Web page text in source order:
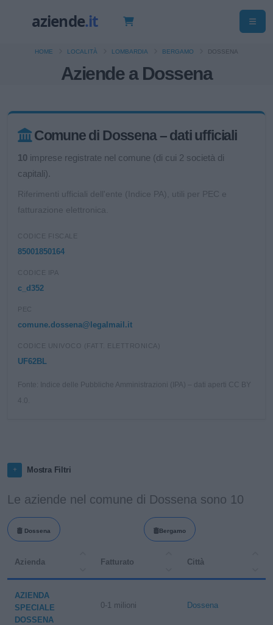
Aziende a Dossena
HOME LOCALITÀ LOMBARDIA BERGAMO DOSSENA
Comune di Dossena – dati ufficiali
10 imprese registrate nel comune (di cui 2 società di
capitali).
Riferimenti ufficiali dell'ente (Indice PA), utili per PEC e
fatturazione elettronica.
CODICE FISCALE
85001850164
CODICE IPA
c_d352
PEC
comune.dossena@legalmail.it
CODICE UNIVOCO (FATT. ELETTRONICA)
UF62BL
Fonte: Indice delle Pubbliche Amministrazioni (IPA) – dati aperti CC BY
Mostra Filtri
Le aziende nel comune di Dossena sono 10
Dossena Bergamo
Azienda Fatturato Città
AZIENDA
SPECIALE
DOSSENA
0-1 milioni Dossena